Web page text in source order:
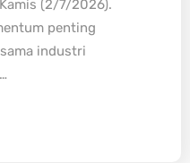
(2/7/2026).
penting
industri